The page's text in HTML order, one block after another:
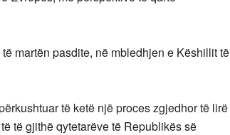
martën pasdite, në mbledhjen e Këshillit të
të ketë një proces zgjedhor të lirë
të gjithë qytetarëve të Republikës së